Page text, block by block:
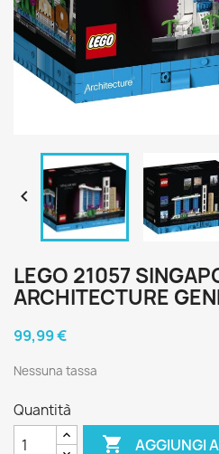

LEGO 21057
ARCHITECTURE
99,99 €
Nessuna tassa
Quantità
 AGGIUNGI